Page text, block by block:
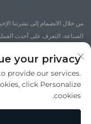
من خلال الانضمام إلى نشرتنا
الصناعة، التعرف على أحدث
حقوق النشر © شركة سوزهو
your privacy
provide our services.
click Personalize
cookies.